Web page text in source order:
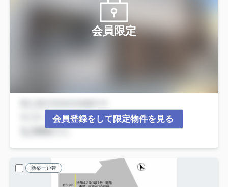
会員限定
会員登録をして限定物件を見る
新築一戸建